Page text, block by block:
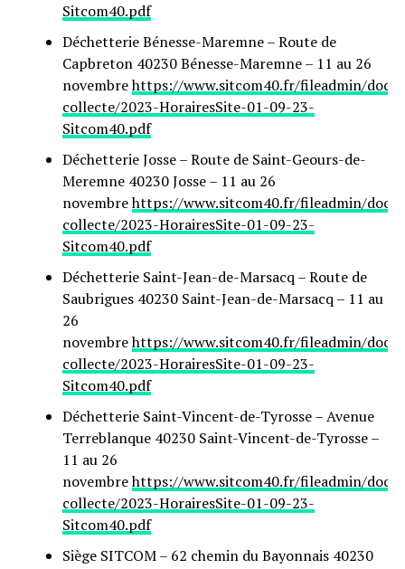
Sitcom40.pdf
Déchetterie Bénesse-Maremne – Route de
Capbreton 40230 Bénesse-Maremne – 11 au 26
novembrehttps://www.sitcom40.fr/fileadmin/
collecte/2023-HorairesSite-01-09-23-
Sitcom40.pdf
Déchetterie Josse – Route de Saint-Geours-de-
Meremne 40230 Josse – 11 au 26
novembrehttps://www.sitcom40.fr/fileadmin/
collecte/2023-HorairesSite-01-09-23-
Sitcom40.pdf
Déchetterie Saint-Jean-de-Marsacq – Route de
Saubrigues 40230 Saint-Jean-de-Marsacq – 11 au
26
novembrehttps://www.sitcom40.fr/fileadmin/
collecte/2023-HorairesSite-01-09-23-
Sitcom40.pdf
Déchetterie Saint-Vincent-de-Tyrosse – Avenue
Terreblanque 40230 Saint-Vincent-de-Tyrosse –
11 au 26
novembrehttps://www.sitcom40.fr/fileadmin/
collecte/2023-HorairesSite-01-09-23-
Sitcom40.pdf
Siège SITCOM – 62 chemin du Bayonnais 40230